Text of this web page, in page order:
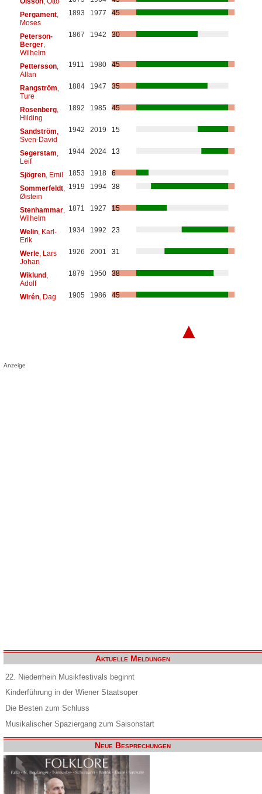
Pergament,
Moses
1893 1977 45
Peterson-
Berger,
Wilhelm
1867 1942 30
Pettersson,
Allan
1911 1980 45
Rangström
Ture
1884 1947 35
Rosenberg,
Hilding
1892 1985 45
Sandström
Sven-David
1942 2019 15
Segerstam
Leif
1944 2024 13
Sjögren, Emil 1853 1918
6
Sommerfeldt,
Øistein
1919 1994 38
Stenhammar,
Wilhelm
1871 1927 15
Welin, Karl-
Erik
1934 1992 23
Werle, Lars
Johan
1926 2001 31
Wiklund,
Adolf
1879 1950 38
Wirén, Dag 1905 1986 45
▲
Anzeige
Aktuelle Meldungen
22. Niederrhein Musikfestivals beginnt
Kinderführung in der Wiener Staatsoper
Die Besten zum Schluss
Musikalischer Spaziergang zum Saisonstart
Neue Besprechungen